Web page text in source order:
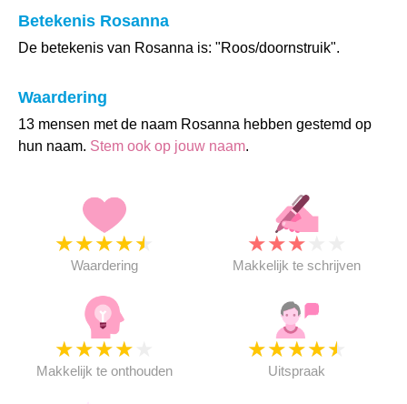
Betekenis Rosanna
De betekenis van Rosanna is: "Roos/doornstruik".
Waardering
13 mensen met de naam Rosanna hebben gestemd op
hun naam. Stem ook op jouw naam.
★★★★★
Waardering
★★★
Makkelijk te schrijven
★★★★
Makkelijk te onthouden
★★★★★
Uitspraak